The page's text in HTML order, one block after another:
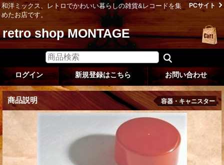
和洋ミックス、レトロでかわいい暮らしの雑貨&レコードを集
めたお店です。
PCサイト
retro shop MONTAGE
ログイン 新規登録はこちら お問い合わせ
商品説明 容器・キャニスター